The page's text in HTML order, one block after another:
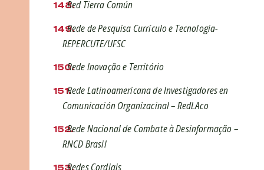
Red Tierra Común
Rede de Pesquisa Currículo e Tecnologia-
REPERCUTE/UFSC
Rede Inovação e Território
Rede Latinoamericana de Investigadores en
Comunicación Organizacinal – RedLAco
Rede Nacional de Combate à Desinformação –
RNCD Brasil
Redes Cordiais